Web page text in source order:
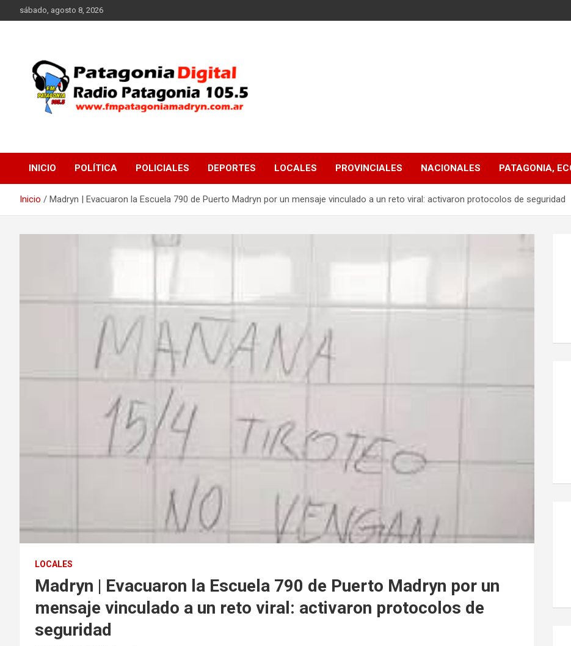
al
sábado, agosto 8, 2026
FM Patagonia Madryn
INICIO POLÍTICA POLICIALES DEPORTES LOCALES PROVINCIALES NACIONALES PATAGONIA,
Inicio Madryn | Evacuaron la Escuela 790 de Puerto Madryn por un mensaje vinculado a un reto viral: activaron protocolos de seguridad
LOCALES
Madryn | Evacuaron la Escuela 790 de Puerto Madryn por un
mensaje vinculado a un reto viral: activaron protocolos de
seguridad